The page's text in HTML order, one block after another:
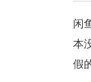
闲
本
假